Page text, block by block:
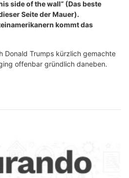
side of the wall“ (Das beste
Seite der Mauer).
kommt das
Donald Trumps kürzlich gemachte
offenbar gründlich daneben.